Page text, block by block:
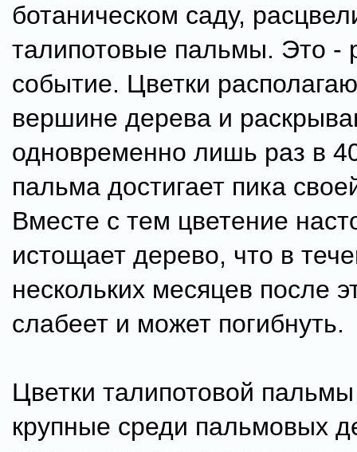
ботаническом саду,
талипотовые пальмы. Это -
событие. Цветки
вершине дерева и
одновременно лишь раз в
пальма достигает пика
Вместе с тем цветение
истощает дерево, что в
нескольких месяцев после
слабеет и может погибнуть.
Цветки талипотовой
крупные среди пальмовых